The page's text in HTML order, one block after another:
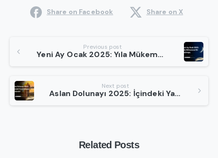
Share on Facebook Share on X
Reading
Previous post
Yeni Ay Ocak 2025: Yıla Mükemmel Bir Başlangıç
Next post
Aslan Dolunayı 2025: İçindeki Yaralı Çocuğu Şifalandır!
Related Posts